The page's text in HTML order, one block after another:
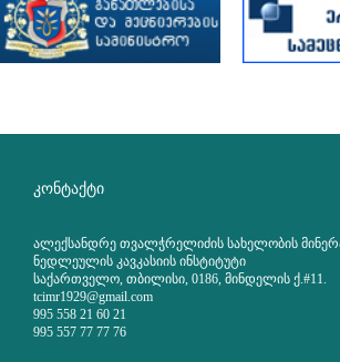
კონტაქტი
ალექსანდრე თვალჭრელიძის სახელობის
ნედლეულის კავკასიის ინსტიტუტი
საქართველო, თბილისი, 0186, მინდელის ქ.#11.
tcimr1929@gmail.com
995 558 21 60 21
995 557 77 77 76